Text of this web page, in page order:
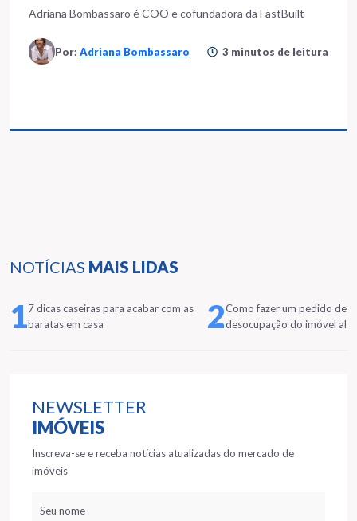
NOTÍCIAS MAIS LIDAS
17 dicas caseiras para acabar com as
baratas em casa
2Como fazer um pedido de
desocupação do imóvel
NEWSLETTER
IMÓVEIS
Inscreva-se e receba notícias atualizadas do mercado de
imóveis
Adriana Bombassaro é COO e cofundadora da FastBuilt
Por: Adriana Bombassaro 3 minutos de leitura